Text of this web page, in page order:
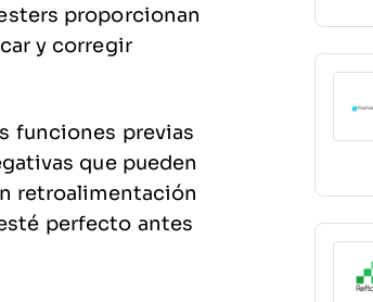
proporcionan
y corregir
funciones previas
que pueden
retroalimentación
perfecto antes